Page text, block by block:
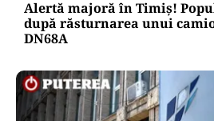
Alertă majoră în Timiș!
după răsturnarea unui
DN68A